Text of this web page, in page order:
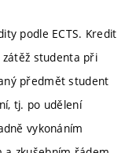
podle ECTS. Kredit
studenta při
předmět student
tj. po udělení
vykonáním